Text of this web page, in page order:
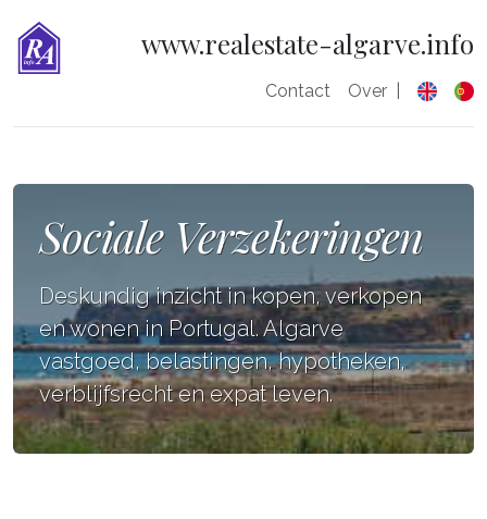
www.realestate-algarve.info
Contact Over
Sociale Verzekeringen
Deskundig inzicht in kopen, verkopen
en wonen in Portugal. Algarve
vastgoed, belastingen, hypotheken,
verblijfsrecht en expat leven.